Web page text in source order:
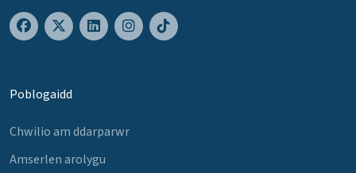
Poblogaidd
Chwilio am ddarparwr
Amserlen arolygu